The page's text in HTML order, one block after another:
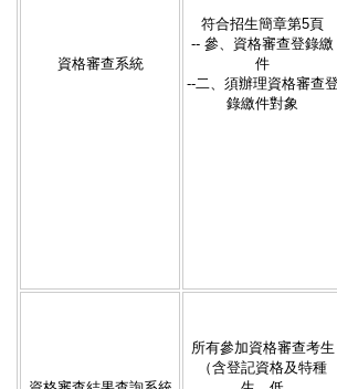
資格審查系統
符合招生簡章第5頁
-- 參、資格審查登錄繳
件
--二、須辦理資格審查
錄繳件對象
所有參加資格審查考生
（含登記資格及特種